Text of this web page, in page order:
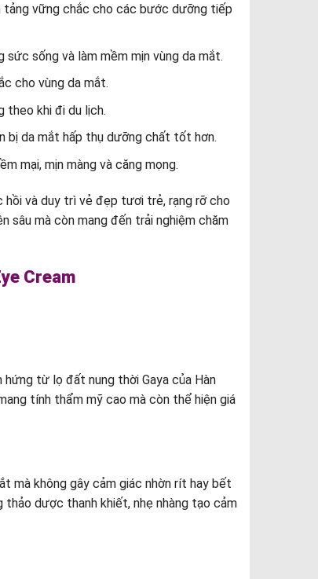
tảng vững chắc cho các bước dưỡng tiếp
sống và làm mềm mịn vùng da mắt.
cho vùng da mắt.
theo khi đi du lịch.
bị da mắt hấp thụ dưỡng chất tốt hơn.
mại, mịn màng và căng mọng.
hồi và duy trì vẻ đẹp tươi trẻ, rạng rỡ cho
sâu mà còn mang đến trải nghiệm chăm
Cream
từ lọ đất nung thời Gaya của Hàn
tính thẩm mỹ cao mà còn thể hiện giá
mà không gây cảm giác nhờn rít hay bết
thảo dược thanh khiết, nhẹ nhàng tạo cảm